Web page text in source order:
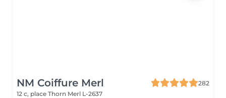
NM Coiffure Merl
282
12 c, place Thorn Merl L-2637